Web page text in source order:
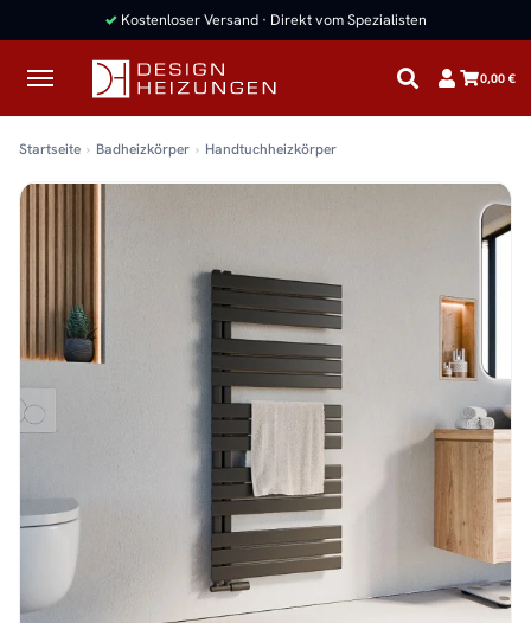
✓ Kostenloser Versand · Direkt vom Spezialisten
0,00 €
Startseite Badheizkörper Handtuchheizkörper